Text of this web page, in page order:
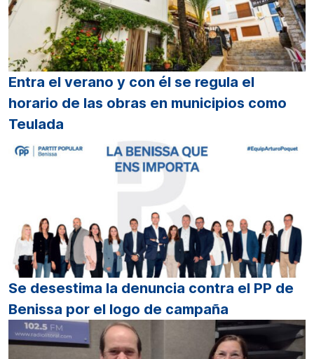
Entra el verano y con él se regula el
horario de las obras en municipios como
Teulada
Se desestima la denuncia contra el PP de
Benissa por el logo de campaña